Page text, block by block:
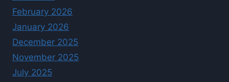
February 2026
January 2026
December 2025
November 2025
July 2025